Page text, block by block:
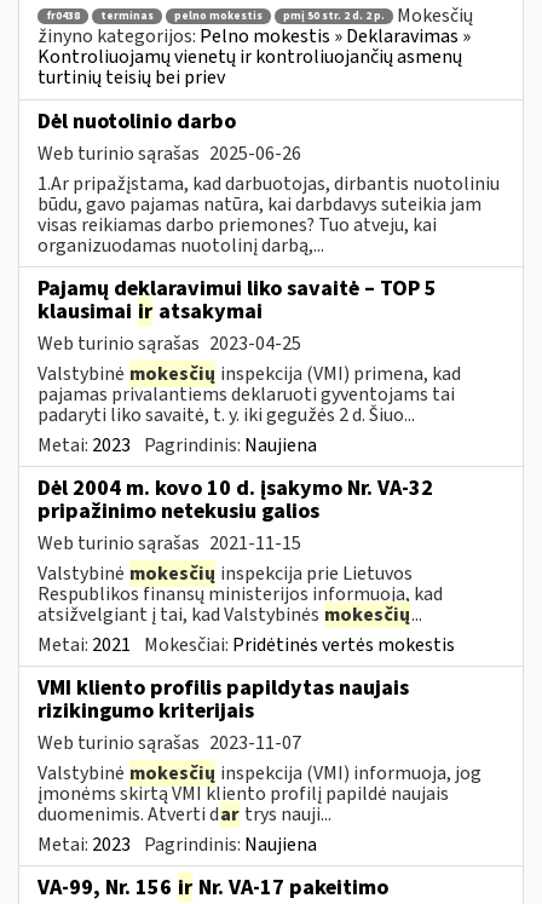
fr0438 terminas pelno mokestis pmį 50 str. 2 d. 2 p.
Mokesčių
žinyno kategorijos: Pelno mokestis » Deklaravimas »
Kontroliuojamų vienetų ir kontroliuojančių asmenų
turtinių teisių bei priev
Dėl nuotolinio darbo
Web turinio sąrašas 2025-06-26
1.Ar pripažįstama, kad darbuotojas, dirbantis nuotoliniu
būdu, gavo pajamas natūra, kai darbdavys suteikia jam
visas reikiamas darbo priemones? Tuo atveju, kai
organizuodamas nuotolinį darbą,...
Pajamų deklaravimui liko savaitė – TOP 5
klausimai ir atsakymai
Web turinio sąrašas 2023-04-25
Valstybinė mokesčių inspekcija (VMI) primena, kad
pajamas privalantiems deklaruoti gyventojams tai
padaryti liko savaitė, t. y. iki gegužės 2 d. Šiuo...
Metai: 2023 Pagrindinis: Naujiena
Dėl 2004 m. kovo 10 d. įsakymo Nr. VA-32
pripažinimo netekusiu galios
Web turinio sąrašas 2021-11-15
Valstybinė mokesčių inspekcija prie Lietuvos
Respublikos finansų ministerijos informuoja, kad
atsižvelgiant į tai, kad Valstybinės mokesčių...
Metai: 2021 Mokesčiai: Pridėtinės vertės mokestis
VMI kliento profilis papildytas naujais
rizikingumo kriterijais
Web turinio sąrašas 2023-11-07
Valstybinė mokesčių inspekcija (VMI) informuoja, jog
įmonėms skirtą VMI kliento profilį papildė naujais
duomenimis. Atverti dar trys nauji...
Metai: 2023 Pagrindinis: Naujiena
VA-99, Nr. 156 ir Nr. VA-17 pakeitimo